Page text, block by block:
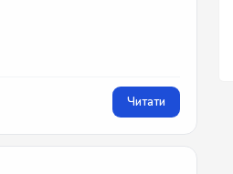
Читати